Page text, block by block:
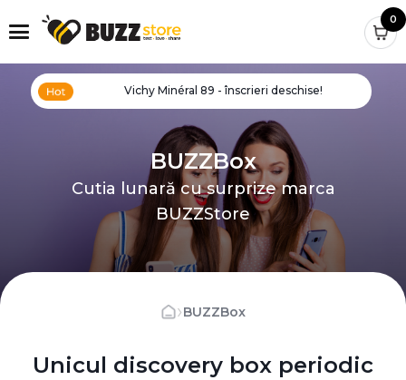
0
Vichy Minéral 89 - înscrieri deschise!
BUZZBox
Cutia lunară cu surprize marca
BUZZStore
›BUZZBox
Unicul discovery box periodic